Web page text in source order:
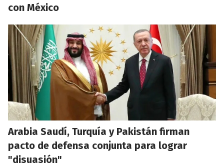
con México
Arabia Saudí, Turquía y Pakistán firman
pacto de defensa conjunta para lograr
"disuasión"